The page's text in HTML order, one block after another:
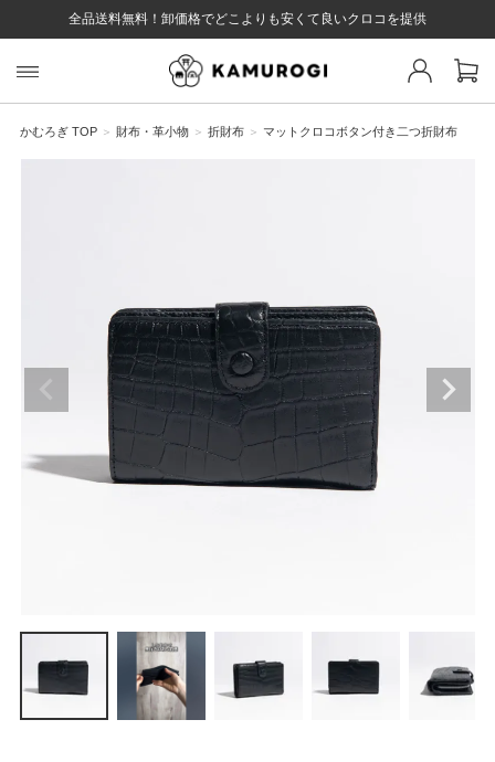
全品送料無料！卸価格でどこよりも安くて良いクロコを提供
ト 様
#キーワードキーワード #キーワ #キー
戻る
かむろぎ TOP 財布・革小物 折財布 マットクロコボタン付き二つ折財布